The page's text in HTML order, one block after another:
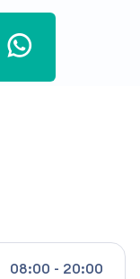
08:00 - 20:00